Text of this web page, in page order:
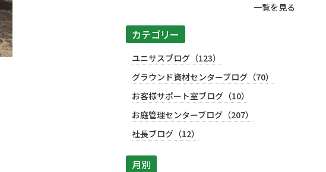
一覧を見る
カテゴリー
ユニサスブログ（123）
グラウンド資材センターブログ（70）
お客様サポート室ブログ（10）
お庭管理センターブログ（207）
社長ブログ（12）
月別